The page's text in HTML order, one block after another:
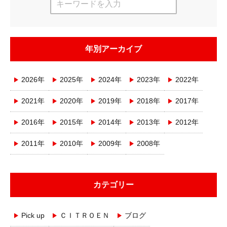
年別アーカイブ
2026年 2025年 2024年 2023年 2022年
2021年 2020年 2019年 2018年 2017年
2016年 2015年 2014年 2013年 2012年
2011年 2010年 2009年 2008年
カテゴリー
Pick up ＣＩＴＲＯＥＮ ブログ